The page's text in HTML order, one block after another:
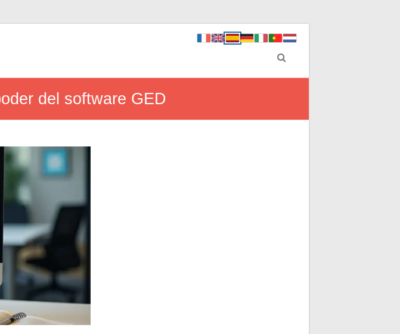
del software GED